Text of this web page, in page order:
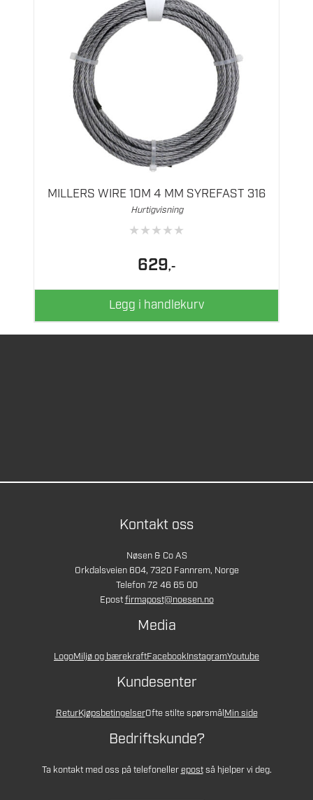
MILLERS WIRE 10M 4 MM SYREFAST 316
Hurtigvisning
★★★★★
629,-
Legg i handlekurv
Kontakt oss
Nøsen & Co AS
Orkdalsveien 604, 7320 Fannrem, Norge
Telefon 72 46 65 00
Epostfirmapost@noesen.no
Media
LogoMiljø og bærekraftFacebookInstagramYoutube
Kundesenter
ReturKjøpsbetingelserOfte stilte spørsmålMin side
Bedriftskunde?
Ta kontakt med oss på telefonellerepostså hjelper vi deg.